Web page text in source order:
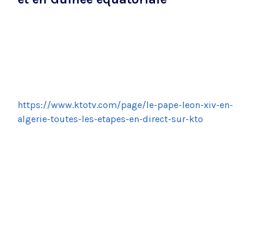
https://www.ktotv.com/page/le-pape-leon-xiv-en-
algerie-toutes-les-etapes-en-direct-sur-kto